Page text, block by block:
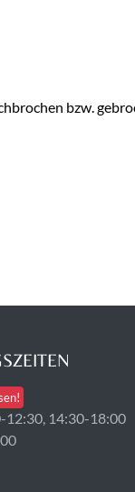
bzw.
12:30, 14:30-18:00